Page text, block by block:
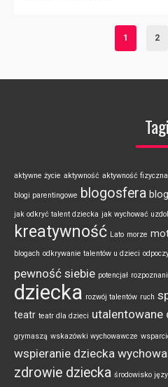
1 2
Tagi
aktywne życie aktywność aktywność fizyczna
blogi parentingowe blogosfera
jak odkryć talent dziecka jak wychować
kreatywność Lato morze
blogach odkrywanie talentów u dzieci
pewność siebie potencjał
dziecka rozwój talentów ruch
teatr teatr dla dzieci utalentowane
grymaszą wskazówki wychowawcze
wspieranie dziecka
zdrowie dziecka środowisko